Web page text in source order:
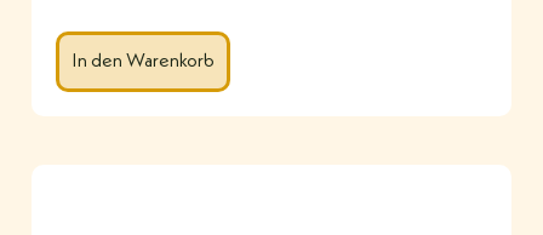
In den Warenkorb